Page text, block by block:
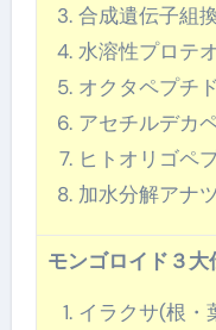
合成遺伝子組
水溶性プロテ
オクタペプチ
アセチルデカ
ヒトオリゴペ
加水分解アナ
モンゴロイド３大
イラクサ(根・